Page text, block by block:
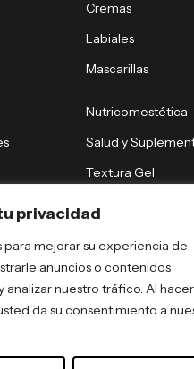
privacidad
para mejorar su experiencia de
anuncios o contenidos
analizar nuestro tráfico. Al
da su consentimiento a
Cremas
Labiales
Mascarillas
Nutricomestética
Salud y
Textura Gel